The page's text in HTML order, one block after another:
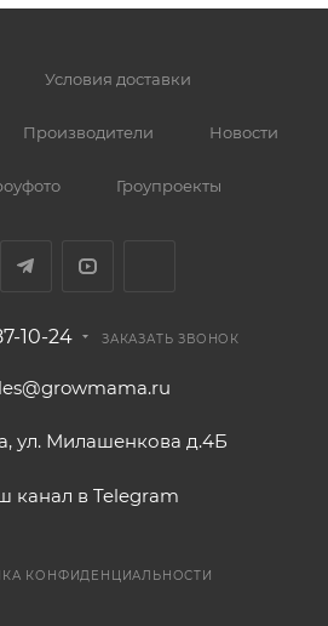
Условия доставки
Производители Новости
Гроупроекты
10-24 ЗАКАЗАТЬ ЗВОНОК
ул. Милашенкова д.4Б
канал в Telegram
КОНФИДЕНЦИАЛЬНОСТИ